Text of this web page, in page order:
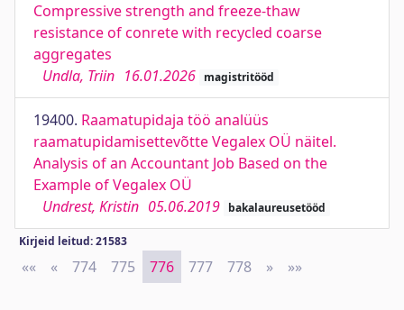
Compressive strength and freeze-thaw
resistance of conrete with recycled coarse
aggregates
Undla, Triin 16.01.2026 magistritööd
19400. Raamatupidaja töö analüüs
raamatupidamisettevõtte Vegalex OÜ näitel.
Analysis of an Accountant Job Based on the
Example of Vegalex OÜ
Undrest, Kristin 05.06.2019 bakalaureusetööd
Kirjeid leitud: 21583
«« First
« Previous
774 775 776 777 778 » Next
»»